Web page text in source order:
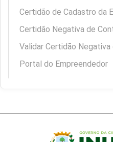
Certidão de Cadastro da
Certidão Negativa de
Validar Certidão
Portal do Empreendedor